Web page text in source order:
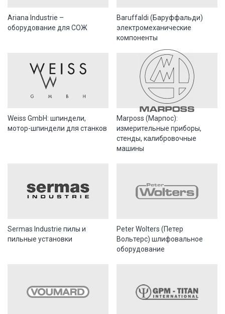
Ariana Industrie –
оборудование для СОЖ
Baruffaldi (Баруффальди)
электромеханические
компоненты
Weiss GmbH: шпиндели,
мотор-шпиндели для станков
Marposs (Марпос):
измерительные приборы,
стенды, калибровочные
машины
Sermas Industrie пилы и
пильные установки
Peter Wolters (Петер
Вольтерс) шлифовальное
оборудование